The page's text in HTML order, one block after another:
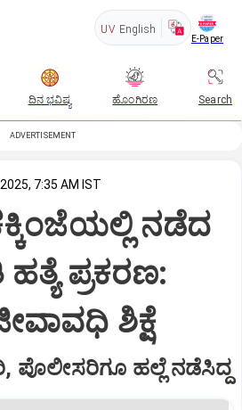
UV English
E-Paper
ದಿನ ಭವಿಷ್ಯ ಹೊಂಗಿರಣ Search
ADVERTISEMENT
7:35 AM IST
ನಡೆದ
ಹತ್ಯೆ ಪ್ರಕರಣ:
ಶಿಕ್ಷೆ
ಪೊಲೀಸರಿಗೂ ಹಲ್ಲೆ ನಡೆಸಿದ್ದ